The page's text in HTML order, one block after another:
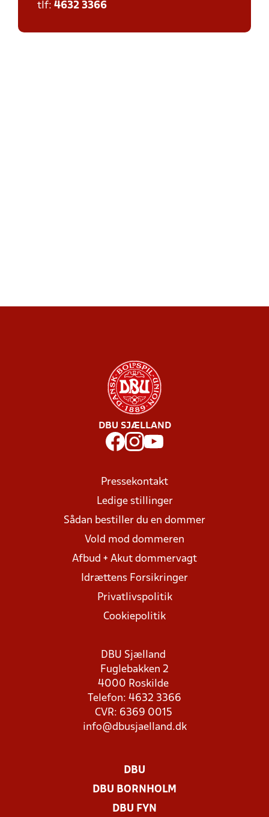
tlf: 4632 3366
DBU SJÆLLAND
Pressekontakt
Ledige stillinger
Sådan bestiller du en dommer
Vold mod dommeren
Afbud + Akut dommervagt
Idrættens Forsikringer
Privatlivspolitik
Cookiepolitik
DBU Sjælland
Fuglebakken 2
4000 Roskilde
Telefon: 4632 3366
CVR: 6369 0015
info@dbusjaelland.dk
DBU
DBU BORNHOLM
DBU FYN